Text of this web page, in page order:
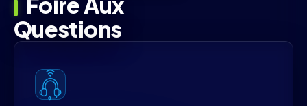
Questions